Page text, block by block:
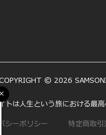
×
© 2026
トは人生という旅における最
シーポリシー 特定商取